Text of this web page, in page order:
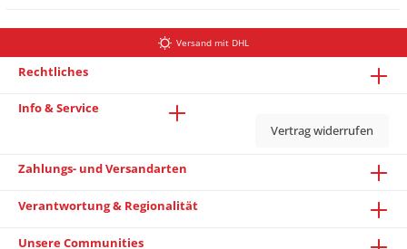
Versand mit DHL
Rechtliches
Info & Service
Vertrag widerrufen
Zahlungs- und Versandarten
Verantwortung & Regionalität
Unsere Communities